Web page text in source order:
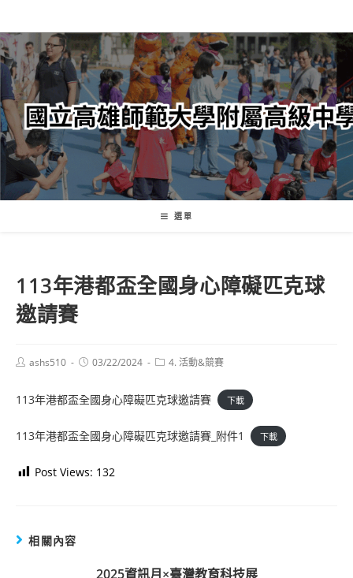
轉
至
主
內
容
選單
113年港都盃全國身心障礙匹克球
邀請賽
Postashs510
Post03/22/2024
Post4. 活動&競賽
113年港都盃全國身心障礙匹克球邀請賽 下載
113年港都盃全國身心障礙匹克球邀請賽_附件1 下載
Post Views: 132
相關內容
2025資訊月×臺灣教育科技展